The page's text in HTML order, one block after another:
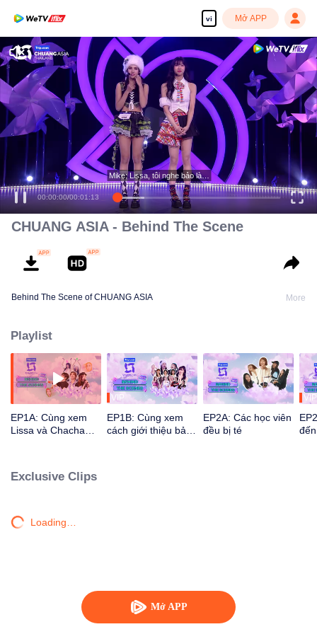
vi Mở APP
Mở APP
00:00:00/00:01:13
Mike: Lissa, tôi nghe bảo là…
CHUANG ASIA - Behind The Scene
Behind The Scene of CHUANG ASIA More
Playlist
EP1A: Cùng xem
Lissa và Chacha
VIP
EP1B: Cùng xem
cách giới thiệu bản
EP2A: Các học viên
đều bị té
VIP
Exclusive Clips
Loading…